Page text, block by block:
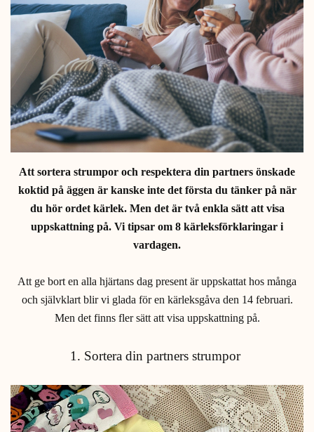
Att sortera strumpor och respektera din partners önskade
koktid på äggen är kanske inte det första du tänker på när
du hör ordet kärlek. Men det är två enkla sätt att visa
uppskattning på. Vi tipsar om 8 kärleksförklaringar i
vardagen.
Att ge bort en alla hjärtans dag present är uppskattat hos många
och självklart blir vi glada för en kärleksgåva den 14 februari.
Men det finns fler sätt att visa uppskattning på.
1. Sortera din partners strumpor